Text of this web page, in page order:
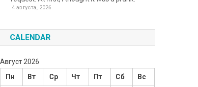
4 августа, 2026
CALENDAR
Август 2026
Пн
Вт Ср Чт Пт Сб Вс